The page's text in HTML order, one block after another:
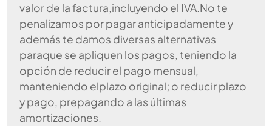
valor de la factura,incluyendo el IVA.No te
penalizamos por pagar anticipadamente y
además te damos diversas alternativas
paraque se apliquen los pagos, teniendo la
opción de reducir el pago mensual,
manteniendo elplazo original; o reducir plazo
y pago, prepagando a las últimas
amortizaciones.